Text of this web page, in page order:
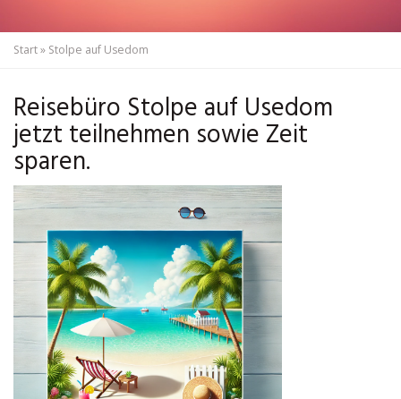
Start» Stolpe auf Usedom
Reisebüro Stolpe auf Usedom
jetzt teilnehmen sowie Zeit
sparen.